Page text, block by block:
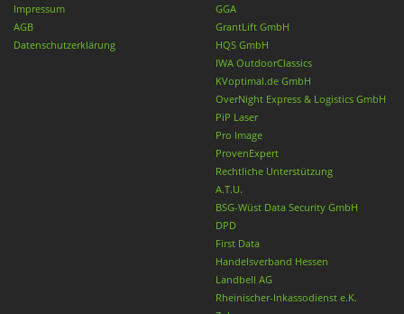
Impressum
AGB
Datenschutzerklärung
GGA
GrantLift GmbH
HQS GmbH
IWA OutdoorClassics
KVoptimal.de GmbH
OverNight Express & Logistics GmbH
PiP Laser
Pro Image
ProvenExpert
Rechtliche Unterstützung
A.T.U.
BSG-Wüst Data Security GmbH
DPD
First Data
Handelsverband Hessen
Landbell AG
Rheinischer-Inkassodienst e.K.